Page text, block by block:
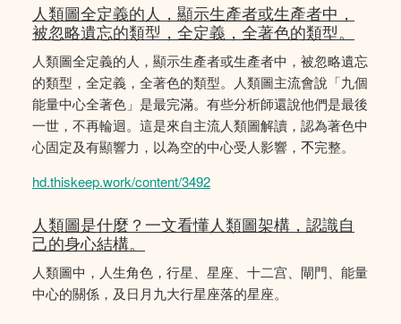
人類圖全定義的人，顯示生產者或生產者中，
被忽略遺忘的類型，全定義，全著色的類型。
人類圖全定義的人，顯示生產者或生產者中，被忽略遺忘
的類型，全定義，全著色的類型。人類圖主流會說「九個
能量中心全著色」是最完滿。有些分析師還說他們是最後
一世，不再輪迴。這是來自主流人類圖解讀，認為著色中
心固定及有顯響力，以為空的中心受人影響，𣎴完整。
hd.thiskeep.work/content/3492
人類圖是什麼？一文看懂人類圖架構，認識自
己的身心結構。
人類圖中，人生角色，行星、星座、十二宫、閘門、能量
中心的關係，及日月九大行星座落的星座。